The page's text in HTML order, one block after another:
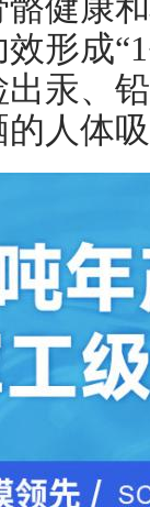
健康
形成
汞、
人体